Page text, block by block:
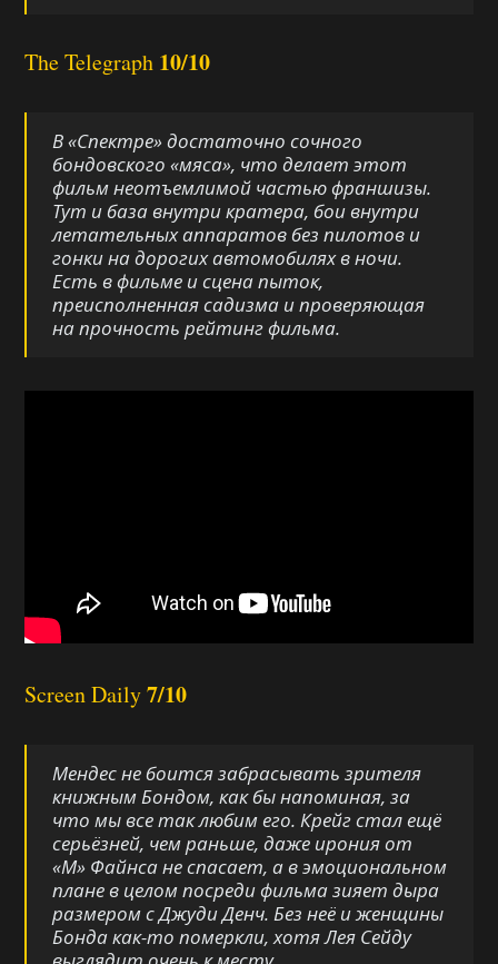
The Telegraph 10/10
В «Спектре» достаточно сочного
бондовского «мяса», что делает этот
фильм неотъемлимой частью франшизы.
Тут и база внутри кратера, бои внутри
летательных аппаратов без пилотов и
гонки на дорогих автомобилях в ночи.
Есть в фильме и сцена пыток,
преисполненная садизма и проверяющая
на прочность рейтинг фильма.
Screen Daily7/10
Мендес не боится забрасывать зрителя
книжным Бондом, как бы напоминая, за
что мы все так любим его. Крейг стал ещё
серьёзней, чем раньше, даже ирония от
«М» Файнса не спасает, а в эмоциональном
плане в целом посреди фильма зияет дыра
размером с Джуди Денч. Без неё и женщины
Бонда как-то померкли, хотя Лея Сейду